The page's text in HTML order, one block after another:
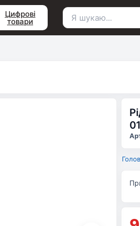
Цифрові
товари
Пошук